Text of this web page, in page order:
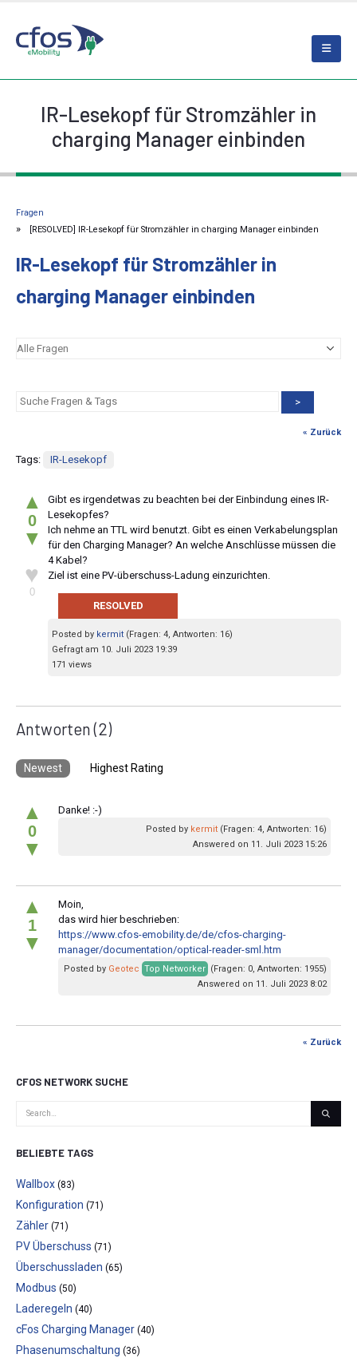
IR-Lesekopf für Stromzähler in
charging Manager einbinden
Fragen
[RESOLVED] IR-Lesekopf für Stromzähler in charging Manager einbinden
IR-Lesekopf für Stromzähler in
charging Manager einbinden
>
« Zurück
Tags: IR-Lesekopf
▲
0
▼
♥
0
Gibt es irgendetwas zu beachten bei der Einbindung eines IR-
Lesekopfes?
Ich nehme an TTL wird benutzt. Gibt es einen Verkabelungsplan
für den Charging Manager? An welche Anschlüsse müssen die
4 Kabel?
Ziel ist eine PV-überschuss-Ladung einzurichten.
RESOLVED
Posted by kermit (Fragen: 4, Antworten: 16)
Gefragt am 10. Juli 2023 19:39
171 views
Antworten(2)
Newest Highest Rating
▲
0
▼
Danke! :-)
Posted by kermit (Fragen: 4, Antworten: 16)
Answered on 11. Juli 2023 15:26
▲
1
▼
Moin,
das wird hier beschrieben:
https://www.cfos-emobility.de/de/cfos-charging-
manager/documentation/optical-reader-sml.htm
Posted by Geotec Top Networker (Fragen: 0, Antworten: 1955)
Answered on 11. Juli 2023 8:02
« Zurück
CFOS NETWORK SUCHE
BELIEBTE TAGS
Wallbox (83)
Konfiguration (71)
Zähler (71)
PV Überschuss (71)
Überschussladen (65)
Modbus (50)
Laderegeln (40)
cFos Charging Manager (40)
Phasenumschaltung (36)